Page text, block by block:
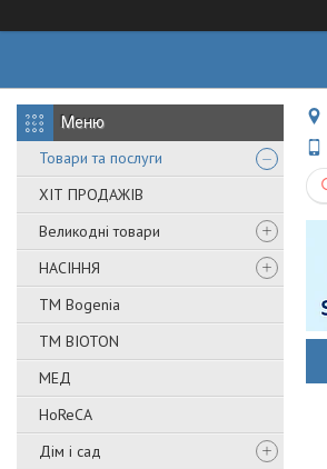
Товари та послуги
ХІТ ПРОДАЖІВ
Великодні товари
НАСІННЯ
ТМ Bogenia
ТМ BIOTON
МЕД
HoReCA
Дім і сад